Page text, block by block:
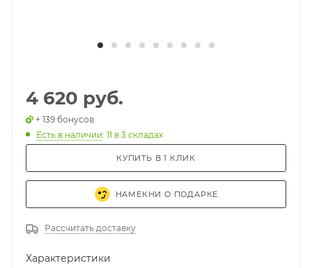
4 620 руб.
+ 139 бонусов
Есть в наличии: 11 в 3 складах
КУПИТЬ В 1 КЛИК
НАМЕКНИ О ПОДАРКЕ
Рассчитать доставку
Характеристики